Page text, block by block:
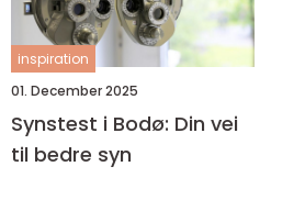
inspiration
01. December 2025
Synstest i Bodø: Din vei
til bedre syn